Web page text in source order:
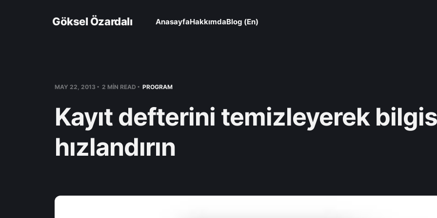
Göksel Özardalı AnasayfaHakkımdaBlog (En)
MAY 22, 2013 2 MIN READ PROGRAM
Kayıt defterini temizleyerek
hızlandırın